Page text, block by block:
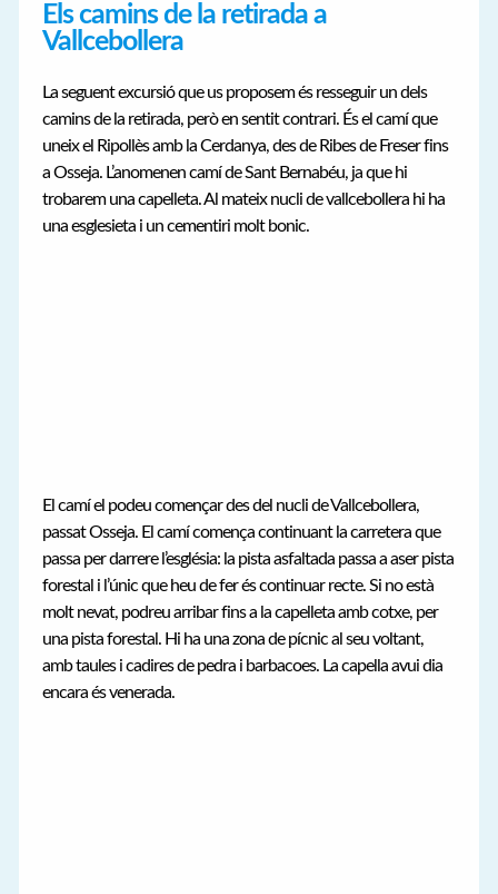
Els camins de la retirada a
Vallcebollera
La seguent excursió que us proposem és resseguir un dels
camins de la retirada, però en sentit contrari. És el camí que
uneix el Ripollès amb la Cerdanya, des de Ribes de Freser fins
a Osseja. L’anomenen camí de Sant Bernabéu, ja que hi
trobarem una capelleta. Al mateix nucli de vallcebollera hi ha
una esglesieta i un cementiri molt bonic.
El camí el podeu començar des del nucli de Vallcebollera,
passat Osseja. El camí comença continuant la carretera que
passa per darrere l’església: la pista asfaltada passa a aser pista
forestal i l’únic que heu de fer és continuar recte. Si no està
molt nevat, podreu arribar fins a la capelleta amb cotxe, per
una pista forestal. Hi ha una zona de pícnic al seu voltant,
amb taules i cadires de pedra i barbacoes. La capella avui dia
encara és venerada.